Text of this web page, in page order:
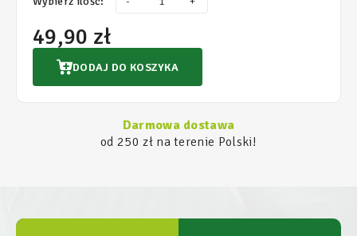
49,90 zł
DODAJ DO KOSZYKA
Darmowa dostawa
od 250 zł na terenie Polski!